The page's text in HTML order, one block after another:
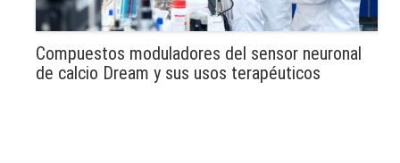
Compuestos moduladores del sensor neuronal
de calcio Dream y sus usos terapéuticos